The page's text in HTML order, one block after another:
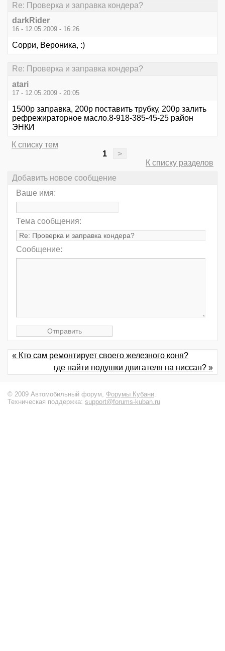
Re: Проверка и заправка кондера?
darkRider
16 - 12.05.2009 - 16:26
Сорри, Вероника, :)
Re: Проверка и заправка кондера?
atari
17 - 12.05.2009 - 20:05
1500р заправка, 200р поставить трубку, 200р залить
рефрежираторное масло.8-918-385-45-25 район
ЭНКИ
К списку тем
1
>
К списку разделов
Добавить новое сообщение
Ваше имя:
Тема сообщения:
Сообщение:
« Кто сам ремонтирует своего железного коня?
где найти подушки двигателя на ниссан? »
© 2009 Автомобильный форум, Форумы Кубани
Техническая поддержка: support@forums-kuban.ru